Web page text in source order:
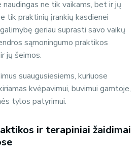
ne tik vaikams, bet ir jų
tik praktinių įrankių kasdienei
geriau suprasti savo vaikų
sąmoningumo praktikos
jų šeimos.
suaugusiesiems, kuriuose
kvėpavimui, buvimui gamtoje,
tylos patyrimui.
ir terapiniai žaidimai